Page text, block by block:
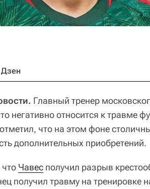
Дзен
Главный тренер
негативно относится к травме
что на этом фоне
дополнительных приобретений.
что Чавес получил разрыв
получил травму на тренировке